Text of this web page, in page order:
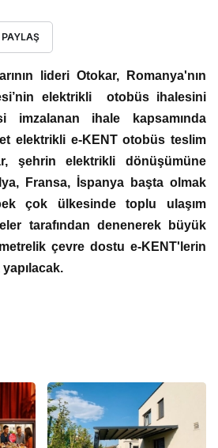
PAYLAŞ
lideri Otokar, Romanya'nın
elektrikli otobüs ihalesini
imzalanan ihale kapsamında
elektrikli e-KENT otobüs teslim
şehrin elektrikli dönüşümüne
Fransa, İspanya başta olmak
çok ülkesinde toplu ulaşım
tarafından denenerek büyük
çevre dostu e-KENT'lerin
yapılacak.